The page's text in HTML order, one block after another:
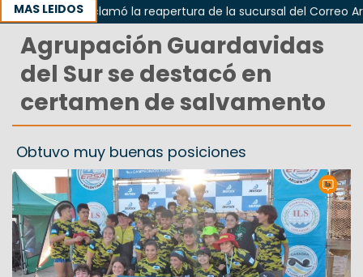
MAS LEIDOS
Odarda reclamó la reapertura de la sucursal del Correo
Agrupación Guardavidas
del Sur se destacó en
certamen de salvamento
Obtuvo muy buenas posiciones